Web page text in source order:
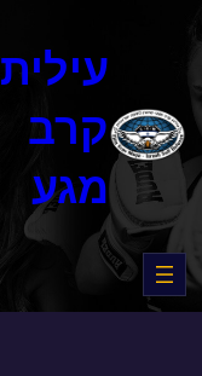
לתוכן
עילית
קרב
מגע